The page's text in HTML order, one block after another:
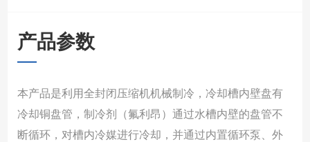
产品参数
本产品是利用全封闭压缩机机械制冷，冷却槽内壁盘有
冷却铜盘管，制冷剂（氟利昂）通过水槽内壁的盘管不
断循环，对槽内冷媒进行冷却，并通过内置循环泵、外